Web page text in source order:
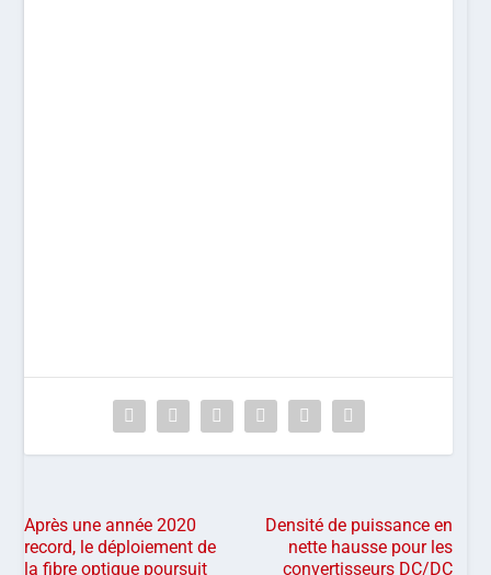
Après une année 2020
record, le déploiement de
la fibre optique poursuit
Densité de puissance en
nette hausse pour les
convertisseurs DC/DC